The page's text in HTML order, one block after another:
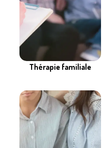
Thérapie familiale